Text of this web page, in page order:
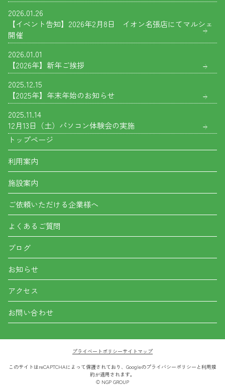
2026.01.26
【イベント告知】2026年2月8日 イオン名張店にてマルシェ
開催
2026.01.01
【2026年】新年ご挨拶
2025.12.15
【2025年】年末年始のお知らせ
2025.11.14
12月13日（土）パソコン体験会の実施
トップページ
利用案内
施設案内
ご依頼いただける企業様へ
よくあるご質問
ブログ
お知らせ
アクセス
お問い合わせ
プライベートポリシーサイトマップ
このサイトはreCAPTCHAによって保護されており、Googleのプライバシーポリシー と利用規
約が適用されます。
© NGP GROUP